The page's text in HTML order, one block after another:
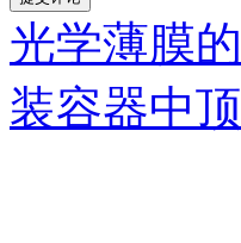
光学薄膜
装容器中